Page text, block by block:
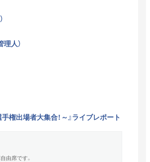
人）
権出場者大集合！～』ライブレポート
由席です。